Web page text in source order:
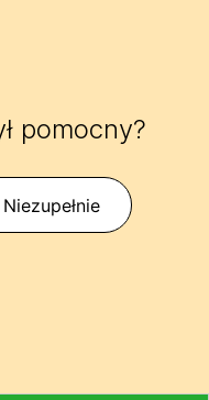
pomocny?
Niezupełnie